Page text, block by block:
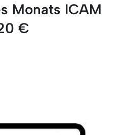
Monats ICAM
€